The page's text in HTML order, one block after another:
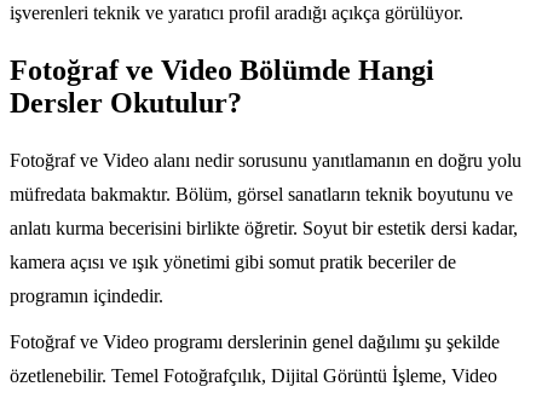
işverenleri teknik ve yaratıcı profil aradığı açıkça görülüyor.
Fotoğraf ve Video Bölümde Hangi
Dersler Okutulur?
Fotoğraf ve Video alanı nedir sorusunu yanıtlamanın en doğru yolu
müfredata bakmaktır. Bölüm, görsel sanatların teknik boyutunu ve
anlatı kurma becerisini birlikte öğretir. Soyut bir estetik dersi kadar,
kamera açısı ve ışık yönetimi gibi somut pratik beceriler de
programın içindedir.
Fotoğraf ve Video programı derslerinin genel dağılımı şu şekilde
özetlenebilir. Temel Fotoğrafçılık, Dijital Görüntü İşleme, Video